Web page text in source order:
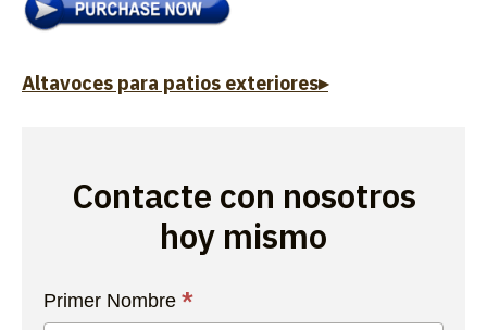
Altavoces para patios exteriores▸
Contacte con nosotros
hoy mismo
Contacta
con
Primer Nombre *